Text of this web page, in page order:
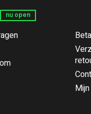
nu open